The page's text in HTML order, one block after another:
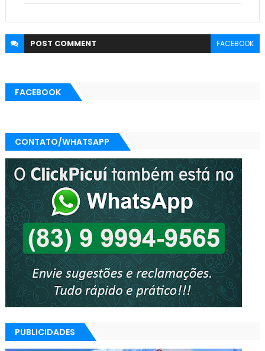
POST COMMENT FACEBOOK
FACEBOOK
CONTATO/WHATSAPP
PUBLICIDADES